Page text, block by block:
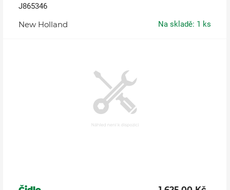
J865346
New Holland Na skladě: 1 ks